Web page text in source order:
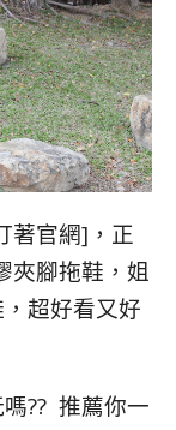
著官網]，正
夾腳拖鞋，姐
超好看又好
?? 推薦你一